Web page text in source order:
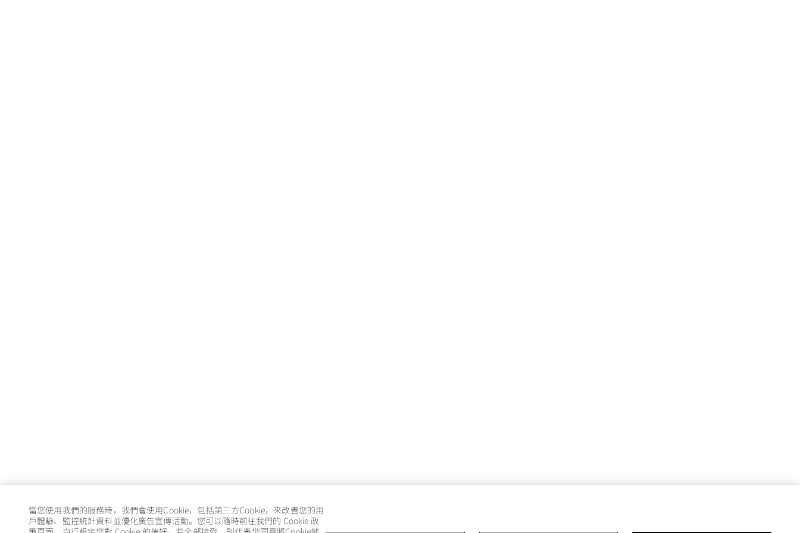
當您使用我們的服務時，我們會使用Cookie，包括第三方Cookie，來改善您的用
戶體驗、監控統計資料並優化廣告宣傳活動。您可以隨時前往我們的 Cookie 政